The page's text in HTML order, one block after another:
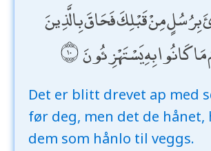
بِرُسُلٍ مِنْ قَبْلِكَ فَحَاقَ بِالَّذِينَ
كَانُوا بِهِ يَسْتَهْزِئُونَ
Det er blitt drevet ap med
før deg, men det de hånet,
dem som hånlo til veggs.